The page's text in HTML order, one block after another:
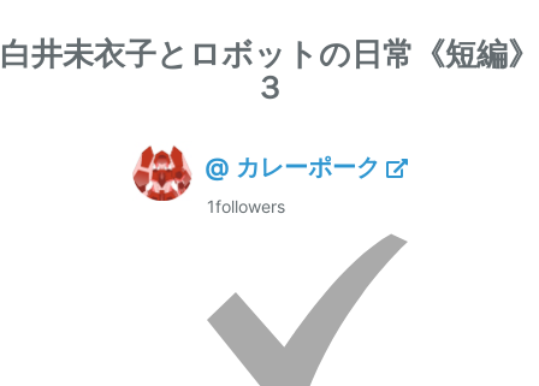
白井未衣子とロボットの日常《短編》
３
@ カレーポーク
1followers